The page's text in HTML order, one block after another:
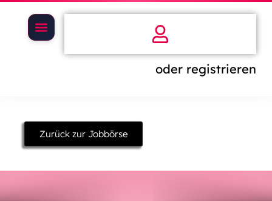
oder registrieren
Zurück zur Jobbörse